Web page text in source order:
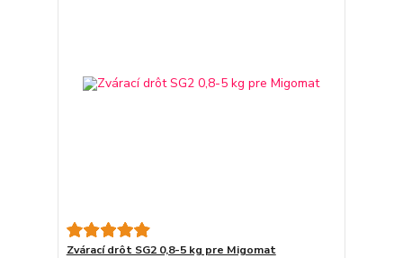
Zvárací drôt SG2 0,8-5 kg pre Migomat